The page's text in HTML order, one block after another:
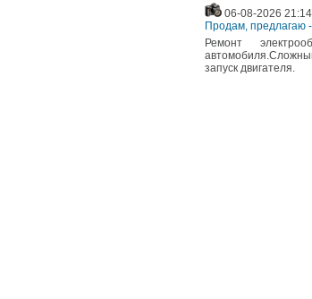
06-08-2026 21:14
Продам, предлагаю
Ремонт
запуск двигателя.